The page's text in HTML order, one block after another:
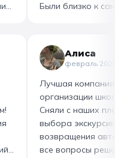
Были близко к
гигантский
изготовили
слоёного теста,
со скоморохом,
загадками. В
горячие
производстве
вкусный и
Алиса
февраль
Лучшая
организации
Сняли с наших
выбора
возвращения
все вопросы